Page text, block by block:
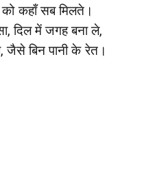
कहाँ सब मिलते।
दिल में जगह बना ले,
जैसे बिन पानी के रेत।